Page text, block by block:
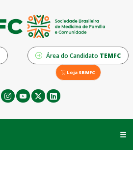
Área do Candidato TEMFC
Loja SBMFC
☰